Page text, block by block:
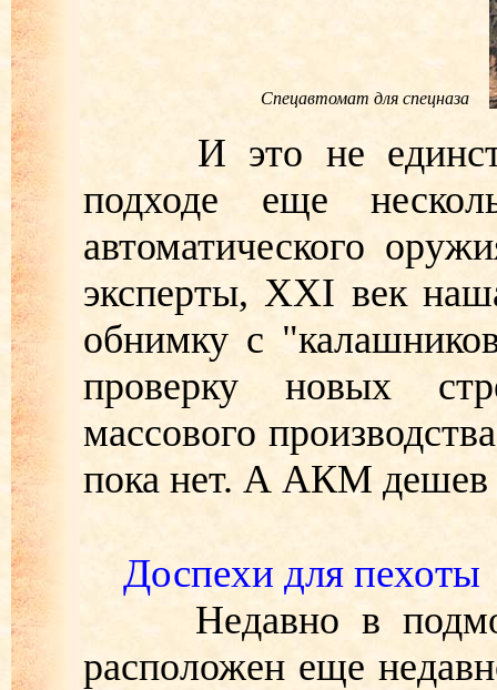
Спецавтомат для спецназа
И это не
подходе еще
автоматического
эксперты, XXI век
обнимку с
проверку новых
массового
пока нет. А АКМ дешев
Доспехи для пехоты
Недавно в
расположен еще